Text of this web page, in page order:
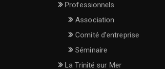
Professionnels
Association
Comité d’entreprise
Séminaire
La Trinité sur Mer